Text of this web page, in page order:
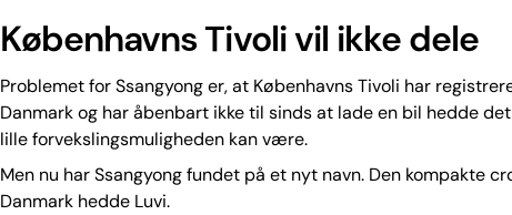
Københavns Tivoli vil ikke dele
Problemet for Ssangyong er, at Københavns Tivoli har
Danmark og har åbenbart ikke til sinds at lade en bil hedde
lille forvekslingsmuligheden kan være.
Men nu har Ssangyong fundet på et nyt navn. Den kompakte
Danmark hedde Luvi.